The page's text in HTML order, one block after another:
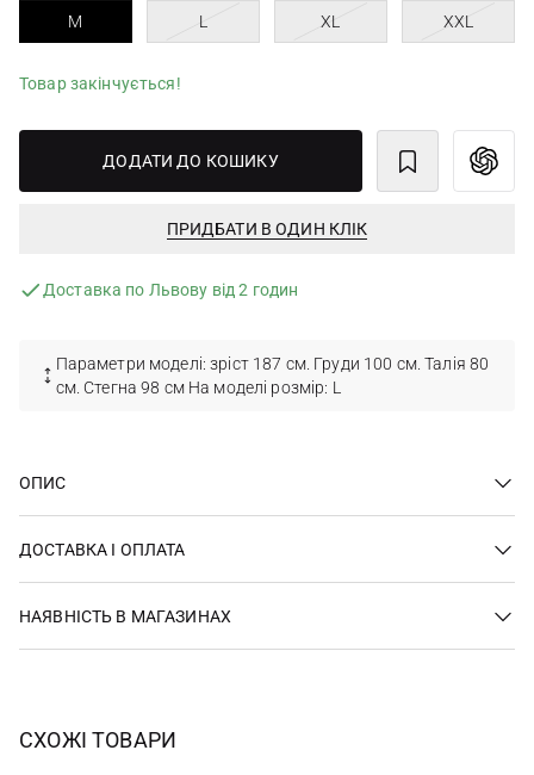
M L XL XXL
Товар закінчується!
ДОДАТИ ДО КОШИКУ
ПРИДБАТИ В ОДИН КЛІК
Доставка по Львову від 2 годин
Параметри моделі: зріст 187 см. Груди 100 см. Талія 80
см. Стегна 98 см На моделі розмір: L
ОПИС
ДОСТАВКА І ОПЛАТА
НАЯВНІСТЬ В МАГАЗИНАХ
СХОЖІ ТОВАРИ